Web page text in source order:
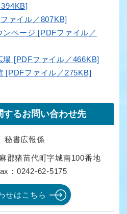
ァイル／807KB]
ンページ [PDFファイル／
場 [PDFファイル／466KB]
[PDFファイル／275KB]
するお問い合わせ先
秘書広報係
郡猪苗代町字城南100番地
：0242-62-5175
せはこちら